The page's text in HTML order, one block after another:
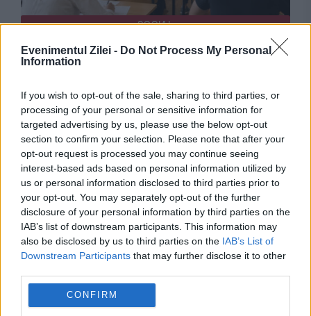
Evenimentul Zilei - Do Not Process My Personal
Information
If you wish to opt-out of the sale, sharing to third parties, or
processing of your personal or sensitive information for
targeted advertising by us, please use the below opt-out
section to confirm your selection. Please note that after your
opt-out request is processed you may continue seeing
interest-based ads based on personal information utilized by
us or personal information disclosed to third parties prior to
your opt-out. You may separately opt-out of the further
disclosure of your personal information by third parties on the
IAB’s list of downstream participants. This information may
also be disclosed by us to third parties on the IAB’s List of
Downstream Participants that may further disclose it to other
CONFIRM
SOCIAL
Câți candidați s-au înscris la sesiunea de
încep azi
SOCIAL
Calendar Bacalaureat de toamnă. Încheierea